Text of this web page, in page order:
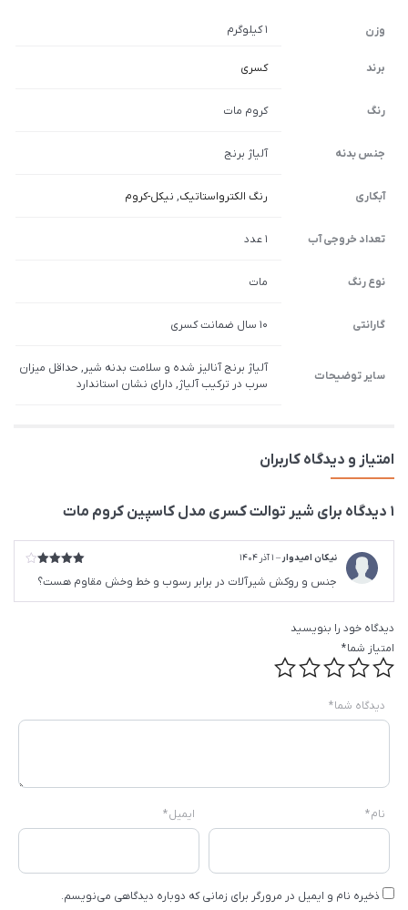
وزن 1 کیلوگرم
برند کسری
رنگ کروم مات
جنس بدنه آلیاژ برنج
آبکاری رنگ الکترواستاتیک, نیکل-کروم
تعداد خروجی آب 1 عدد
نوع رنگ مات
گارانتی 10 سال ضمانت کسری
سایر توضیحات
آلیاژ برنج آنالیز شده و سلامت بدنه شیر, حداقل میزان
سرب در ترکیب آلیاژ, دارای نشان استاندارد
امتیاز و دیدگاه کاربران
1 دیدگاه برای شیر توالت کسری مدل کاسپین کروم مات
از 5
نیکان امیدوار– 1 آذر 1404
جنس و روکش شیرآلات در برابر رسوب و خط‌ وخش مقاوم هست؟
دیدگاه خود را بنویسید
امتیاز شما*
دیدگاه شما*
نام* ایمیل*
ذخیره نام و ایمیل در مرورگر برای زمانی که دوباره دیدگاهی می‌نویسم.